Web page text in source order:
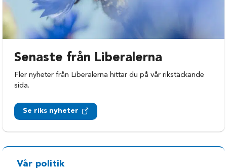
Senaste från Liberalerna
Fler nyheter från Liberalerna hittar du på vår rikstäckande
sida.
Se riks nyheter
Vår politik